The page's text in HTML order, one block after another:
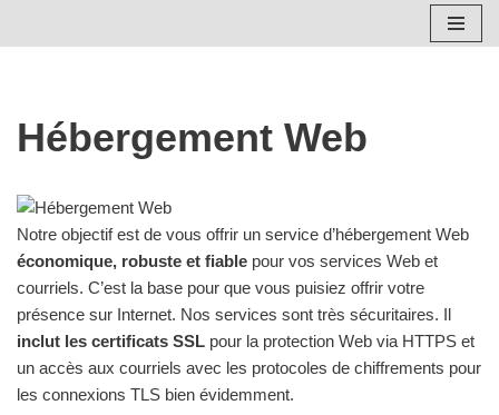
Hébergement Web
Notre objectif est de vous offrir un service d’hébergement Web
économique, robuste et fiable pour vos services Web et
courriels. C’est la base pour que vous puisiez offrir votre
présence sur Internet. Nos services sont très sécuritaires. Il
inclut les certificats SSL pour la protection Web via HTTPS et
un accès aux courriels avec les protocoles de chiffrements pour
les connexions TLS bien évidemment.